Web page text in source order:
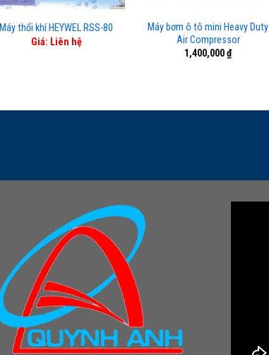
Máy thổi khí HEYWEL RSS-80
Giá: Liên hệ
Máy bơm ô tô mini Heavy Duty
Air Compressor
1,400,000₫